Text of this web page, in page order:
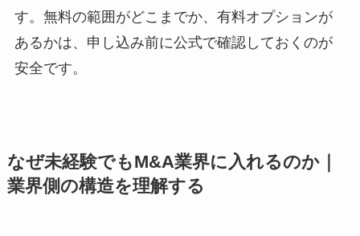
す。無料の範囲がどこまでか、有料オプションが
あるかは、申し込み前に公式で確認しておくのが
安全です。
なぜ未経験でもM&A業界に入れるのか｜
業界側の構造を理解する